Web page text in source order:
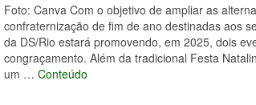
Foto: Canva Com o objetivo de ampliar as
confraternização de fim de ano destinadas aos
da DS/Rio estará promovendo, em 2025, dois
congraçamento. Além da tradicional Festa
um … Conteúdo